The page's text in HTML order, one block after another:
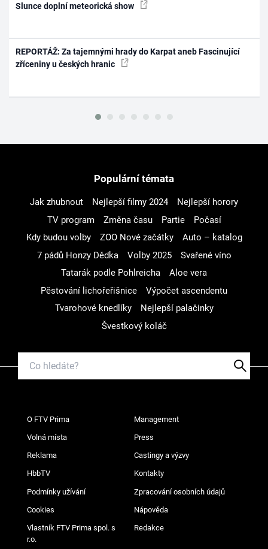
Slunce doplní meteorická show
REPORTÁŽ: Za tajemnými hrady do Karpat aneb Fascinující
zříceniny u českých hranic
Populární témata
Jak zhubnout Nejlepší filmy 2024
Nejlepší horory
TV program
Změna času Partie
Počasí
Kdy budou volby
ZOO Nové začátky
Auto – katalog
7 pádů Honzy Dědka
Volby 2025
Svařené víno
Tatarák podle Pohlreicha
Aloe vera
Pěstování lichořeřišnice
Výpočet ascendentu
Tvarohové knedlíky
Nejlepší palačinky
Švestkový koláč
O FTV Prima Management
Volná místa Press
Reklama Castingy a výzvy
HbbTV Kontakty
Podmínky užívání Zpracování osobních údajů
Cookies Nápověda
Vlastník FTV Prima spol. s
r.o.
Redakce